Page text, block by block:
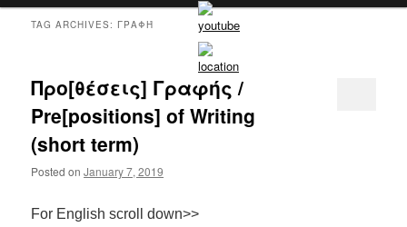
TAG ARCHIVES: ΓΡΑΦΉ
Προ[θέσεις] Γραφής /
Pre[positions] of Writing
(short term)
Posted onJanuary 7, 2019
For English scroll down>>